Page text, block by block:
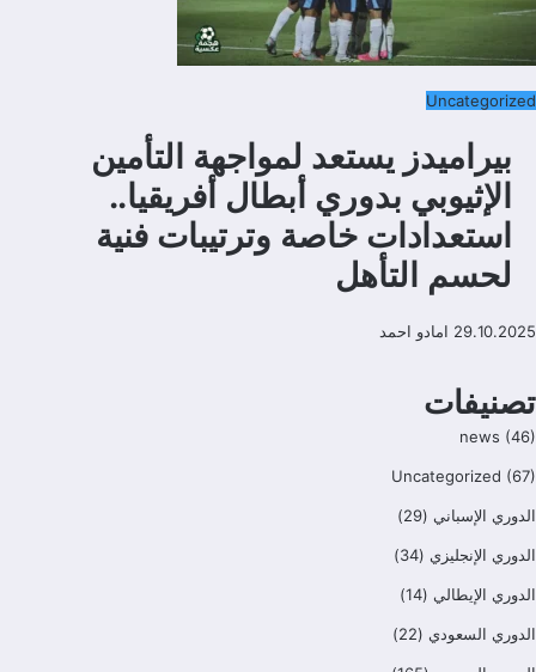
Uncategorized
بيراميدز يستعد لمواجهة التأمين
الإثيوبي بدوري أبطال أفريقيا..
استعدادات خاصة وترتيبات فنية
لحسم التأهل
29.10.2025 امادو احمد
تصنيفات
news (46)
Uncategorized (67)
الدوري الإسباني (29)
الدوري الإنجليزي (34)
الدوري الإيطالي (14)
الدوري السعودي (22)